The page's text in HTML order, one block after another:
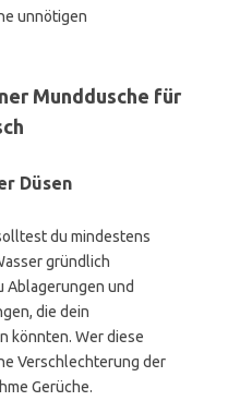
unnötigen
Munddusche für
Düsen
du mindestens
gründlich
Ablagerungen und
die dein
könnten. Wer diese
Verschlechterung der
Gerüche.